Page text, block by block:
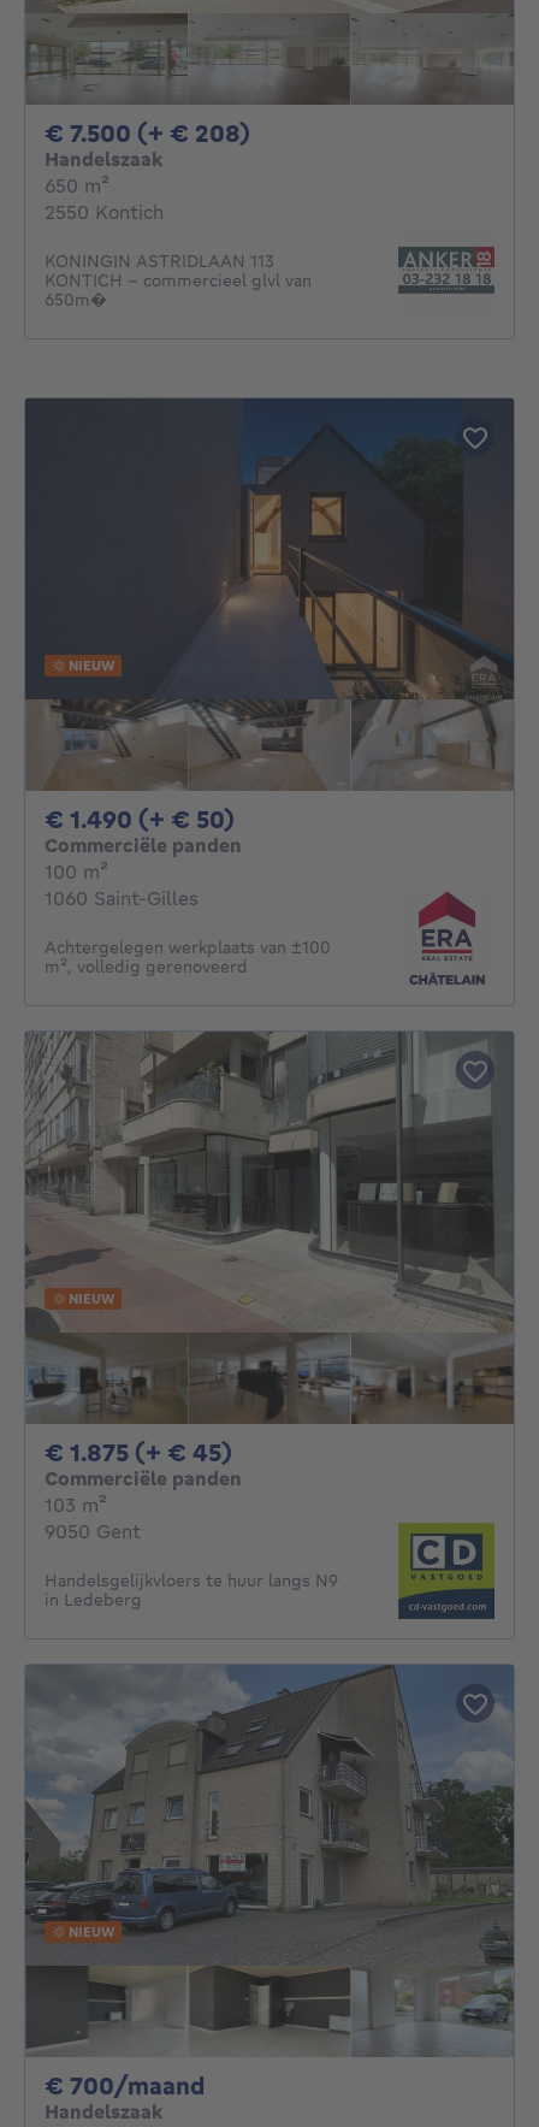
€ 7.500 (+ € 208)
Handelszaak
650 m²
2550 Kontich
KONINGIN ASTRIDLAAN 113
KONTICH - commercieel glvl van
650m�
NIEUW
€ 1.490 (+ € 50)
Commerciële panden
100 m²
1060 Saint-Gilles
Achtergelegen werkplaats van ±100
m², volledig gerenoveerd
NIEUW
€ 1.875 (+ € 45)
Commerciële panden
103 m²
9050 Gent
Handelsgelijkvloers te huur langs N9
in Ledeberg
NIEUW
€ 700/maand
Handelszaak